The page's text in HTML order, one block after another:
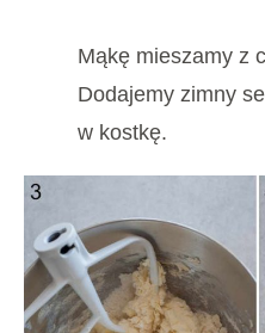
Mąkę mieszamy z
Dodajemy zimny
w kostkę.